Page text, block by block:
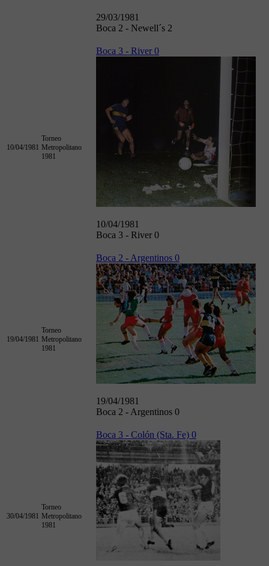
29/03/1981
Boca 2 - Newell´s 2
10/04/1981
Torneo
Metropolitano
1981
Boca 3 - River 0
10/04/1981
Boca 3 - River 0
19/04/1981
Torneo
Metropolitano
1981
Boca 2 - Argentinos 0
19/04/1981
Boca 2 - Argentinos 0
30/04/1981
Torneo
Metropolitano
1981
Boca 3 - Colón (Sta. Fe) 0